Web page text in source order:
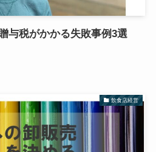
与税がかかる失敗事例3選
飲食店経営